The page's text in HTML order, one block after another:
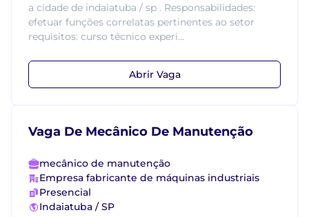
a cidade de indaiatuba / sp . Responsabilidades:
efetuar funções correlatas pertinentes ao setor
requisitos: curso técnico experi...
Abrir Vaga
Vaga De Mecânico De Manutenção
mecânico de manutenção
Empresa fabricante de máquinas industriais
Presencial
Indaiatuba / SP